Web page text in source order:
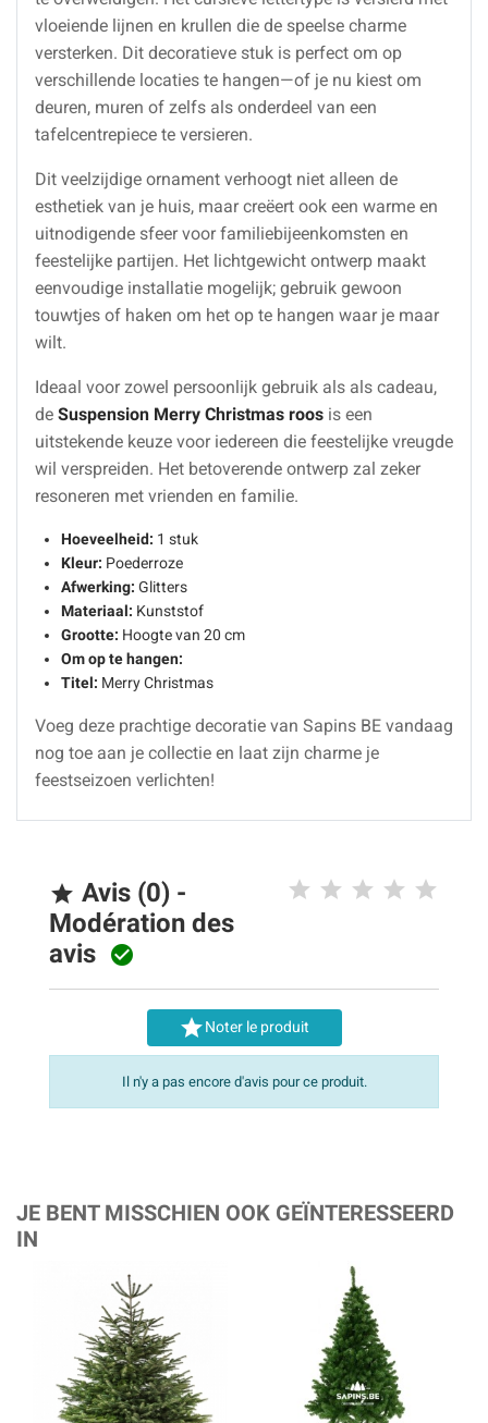
vloeiende lijnen en krullen die de speelse charme
versterken. Dit decoratieve stuk is perfect om op
verschillende locaties te hangen—of je nu kiest om
deuren, muren of zelfs als onderdeel van een
tafelcentrepiece te versieren.
Dit veelzijdige ornament verhoogt niet alleen de
esthetiek van je huis, maar creëert ook een warme en
uitnodigende sfeer voor familiebijeenkomsten en
feestelijke partijen. Het lichtgewicht ontwerp maakt
eenvoudige installatie mogelijk; gebruik gewoon
touwtjes of haken om het op te hangen waar je maar
wilt.
Ideaal voor zowel persoonlijk gebruik als als cadeau,
de Suspension Merry Christmas roos is een
uitstekende keuze voor iedereen die feestelijke vreugde
wil verspreiden. Het betoverende ontwerp zal zeker
resoneren met vrienden en familie.
Hoeveelheid: 1 stuk
Kleur: Poederroze
Afwerking: Glitters
Materiaal: Kunststof
Grootte: Hoogte van 20 cm
Om op te hangen:
Titel: Merry Christmas
Voeg deze prachtige decoratie van Sapins BE vandaag
nog toe aan je collectie en laat zijn charme je
feestseizoen verlichten!
 Avis (0) -
Modération des
avis 
Noter le produit
Il n'y a pas encore d'avis pour ce produit.
JE BENT MISSCHIEN OOK GEÏNTERESSEERD
IN